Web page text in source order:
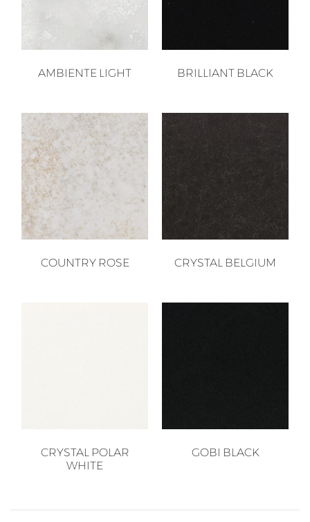
AMBIENTE LIGHT BRILLIANT BLACK
COUNTRY ROSE CRYSTAL BELGIUM
CRYSTAL POLAR
WHITE
GOBI BLACK